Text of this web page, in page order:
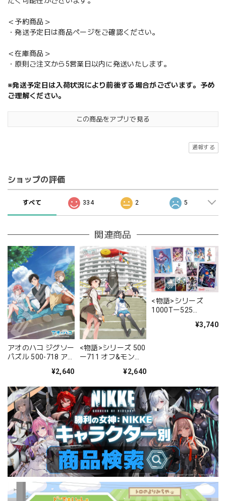
＜予約商品＞
・発送予定日は商品ページをご確認ください。
＜在庫商品＞
・原則ご注文から5営業日以内に発送いたします。
※発送予定日は入荷状況により前後する場合がございます。予め
ご理解ください。
この商品をアプリで見る
通報する
ショップの評価
すべて 334 2 5
関連商品
アオのハコ ジグソー
パズル 500-718 ア
¥2,640
<物語>シリーズ 500
ー711 オフ&モンス
¥2,640
<物語>シリーズ
1000Tー525
¥3,740